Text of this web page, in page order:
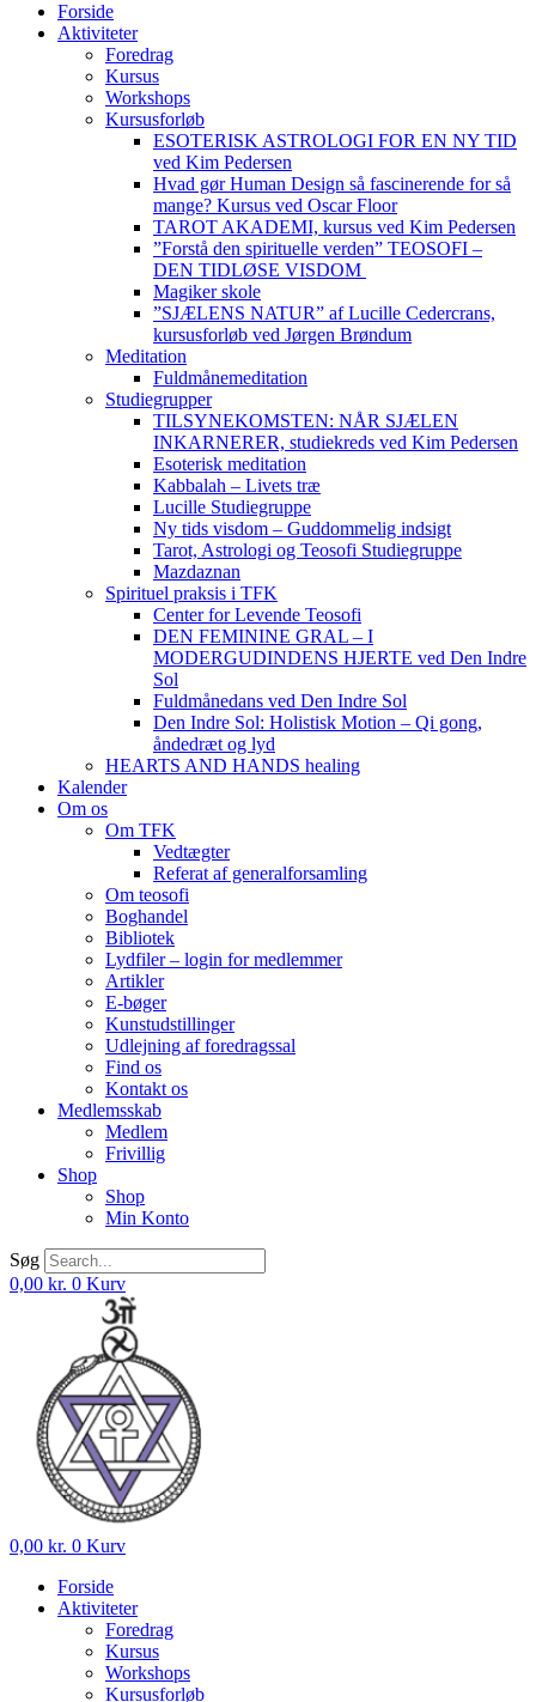
Forside
Aktiviteter
Foredrag
Kursus
Workshops
Kursusforløb
ESOTERISK ASTROLOGI FOR EN NY TID
ved Kim Pedersen
Hvad gør Human Design så fascinerende for så
mange? Kursus ved Oscar Floor
TAROT AKADEMI, kursus ved Kim Pedersen
”Forstå den spirituelle verden” TEOSOFI –
DEN TIDLØSE VISDOM
Magiker skole
”SJÆLENS NATUR” af Lucille Cedercrans,
kursusforløb ved Jørgen Brøndum
Meditation
Fuldmånemeditation
Studiegrupper
TILSYNEKOMSTEN: NÅR SJÆLEN
INKARNERER, studiekreds ved Kim Pedersen
Esoterisk meditation
Kabbalah – Livets træ
Lucille Studiegruppe
Ny tids visdom – Guddommelig indsigt
Tarot, Astrologi og Teosofi Studiegruppe
Mazdaznan
Spirituel praksis i TFK
Center for Levende Teosofi
DEN FEMININE GRAL – I
MODERGUDINDENS HJERTE ved Den Indre
Sol
Fuldmånedans ved Den Indre Sol
Den Indre Sol: Holistisk Motion – Qi gong,
åndedræt og lyd
HEARTS AND HANDS healing
Kalender
Om os
Om TFK
Vedtægter
Referat af generalforsamling
Om teosofi
Boghandel
Bibliotek
Lydfiler – login for medlemmer
Artikler
E-bøger
Kunstudstillinger
Udlejning af foredragssal
Find os
Kontakt os
Medlemsskab
Medlem
Frivillig
Shop
Shop
Min Konto
Søg
0,00 kr. 0 Kurv
0,00 kr. 0 Kurv
Forside
Aktiviteter
Foredrag
Kursus
Workshops
Kursusforløb